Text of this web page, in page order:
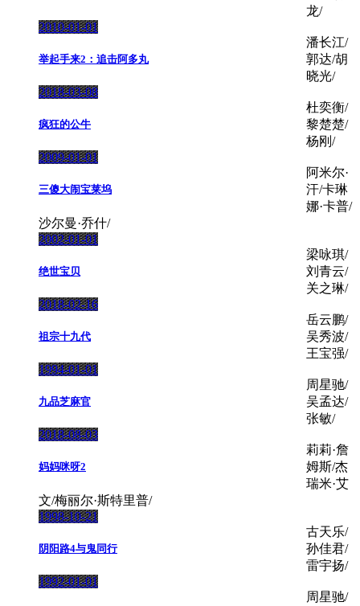
龙/
2010-01-01
举起手来2：追击阿多丸
潘长江/
郭达/胡
晓光/
2018-03-08
疯狂的公牛
杜奕衡/
黎楚楚/
杨刚/
2009-01-01
三傻大闹宝莱坞
阿米尔·
汗/卡琳
娜·卡普/
沙尔曼·乔什/
2002-01-01
绝世宝贝
梁咏琪/
刘青云/
关之琳/
2018-02-16
祖宗十九代
岳云鹏/
吴秀波/
王宝强/
1994-01-01
九品芝麻官
周星驰/
吴孟达/
张敏/
2018-08-03
妈妈咪呀2
莉莉·詹
姆斯/杰
瑞米·艾
文/梅丽尔·斯特里普/
1998-10-21
阴阳路4与鬼同行
古天乐/
孙佳君/
雷宇扬/
1992-01-01
周星驰/